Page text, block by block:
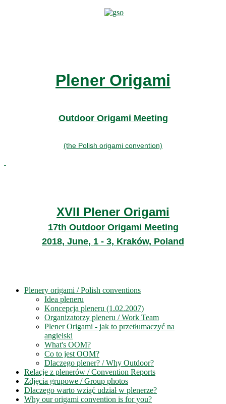
Plener Origami
Outdoor Origami Meeting
(the Polish origami convention)
XVII Plener Origami
17th Outdoor Origami Meeting
2018, June, 1 - 3, Kraków, Poland
Plenery origami / Polish conventions
Idea pleneru
Koncepcja pleneru (1.02.2007)
Organizatorzy pleneru / Work Team
Plener Origami - jak to przetłumaczyć na
angielski
What's OOM?
Co to jest OOM?
Dlaczego plener? / Why Outdoor?
Relacje z plenerów / Convention Reports
Zdjęcia grupowe / Group photos
Dlaczego warto wziąć udział w plenerze?
Why our origami convention is for you?